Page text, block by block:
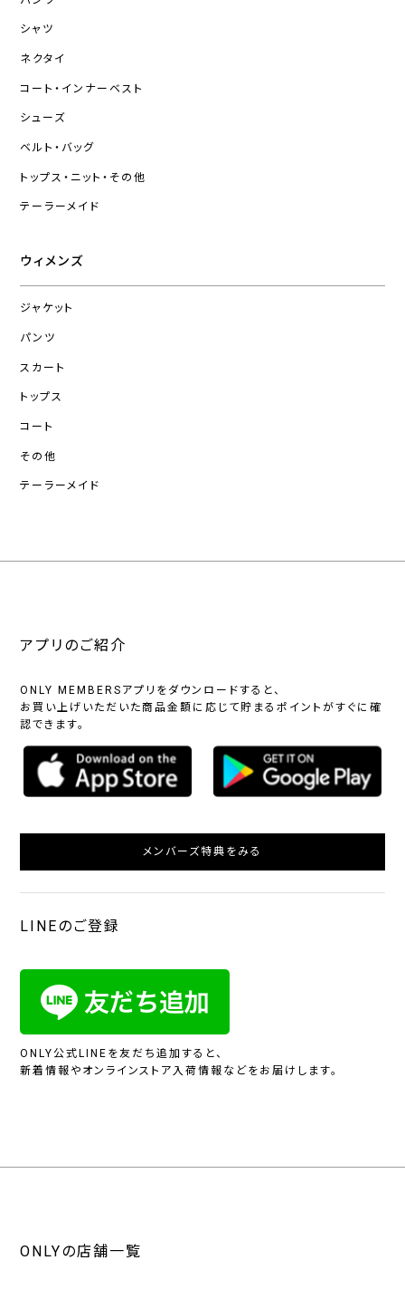
シャツ
ネクタイ
コート・インナーベスト
シューズ
ベルト・バッグ
トップス・ニット・その他
テーラーメイド
ウィメンズ
ジャケット
パンツ
スカート
トップス
コート
その他
テーラーメイド
アプリのご紹介
ONLY MEMBERSアプリをダウンロードすると、
お買い上げいただいた商品金額に応じて貯まるポイントがすぐに確
認できます。
メンバーズ特典をみる
LINEのご登録
ONLY公式LINEを友だち追加すると、
新着情報やオンラインストア入荷情報などをお届けします。
ONLYの店舗一覧